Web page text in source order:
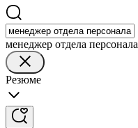
менеджер отдела персонала
Резюме